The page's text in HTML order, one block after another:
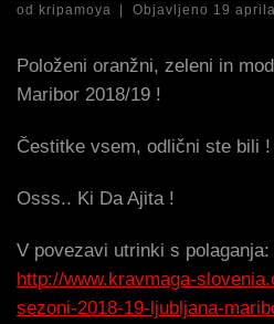
od kripamoya | Objavljeno 19
Položeni oranžni, zeleni in
Maribor 2018/19 !
Čestitke vsem, odlični ste bili !
Osss.. Ki Da Ajita !
V povezavi utrinki s polaganja:
http://www.kravmaga-
sezoni-2018-19-ljubljana-